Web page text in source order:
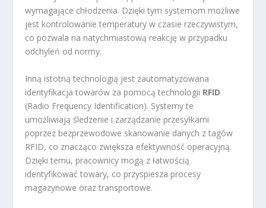
wymagające chłodzenia. Dzięki tym systemom możliwe
jest kontrolowanie temperatury w czasie rzeczywistym,
co pozwala na natychmiastową reakcję w przypadku
odchyleń od normy.
Inną istotną technologią jest zautomatyzowana
identyfikacja towarów za pomocą technologii RFID
(Radio Frequency Identification). Systemy te
umożliwiają śledzenie i zarządzanie przesyłkami
poprzez bezprzewodowe skanowanie danych z tagów
RFID, co znacząco zwiększa efektywność operacyjną.
Dzięki temu, pracownicy mogą z łatwością
identyfikować towary, co przyspiesza procesy
magazynowe oraz transportowe.